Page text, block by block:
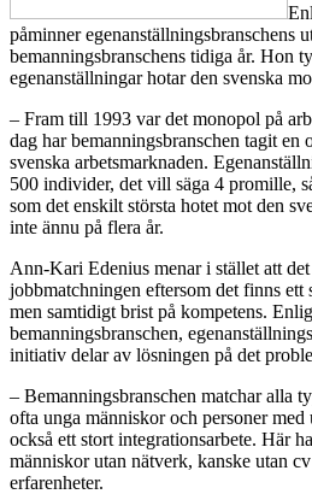
påminner egenanställningsbranschens
bemanningsbranschens tidiga år. Hon
egenanställningar hotar den svenska
– Fram till 1993 var det monopol på
dag har bemanningsbranschen tagit en
svenska arbetsmarknaden.
500 individer, det vill säga 4 promille,
som det enskilt största hotet mot den
inte ännu på flera år.
Ann-Kari Edenius menar i stället att det
jobbmatchningen eftersom det finns ett
men samtidigt brist på kompetens.
bemanningsbranschen,
initiativ delar av lösningen på det
– Bemanningsbranschen matchar alla
ofta unga människor och personer
också ett stort integrationsarbete. Här
människor utan nätverk, kanske utan
erfarenheter.